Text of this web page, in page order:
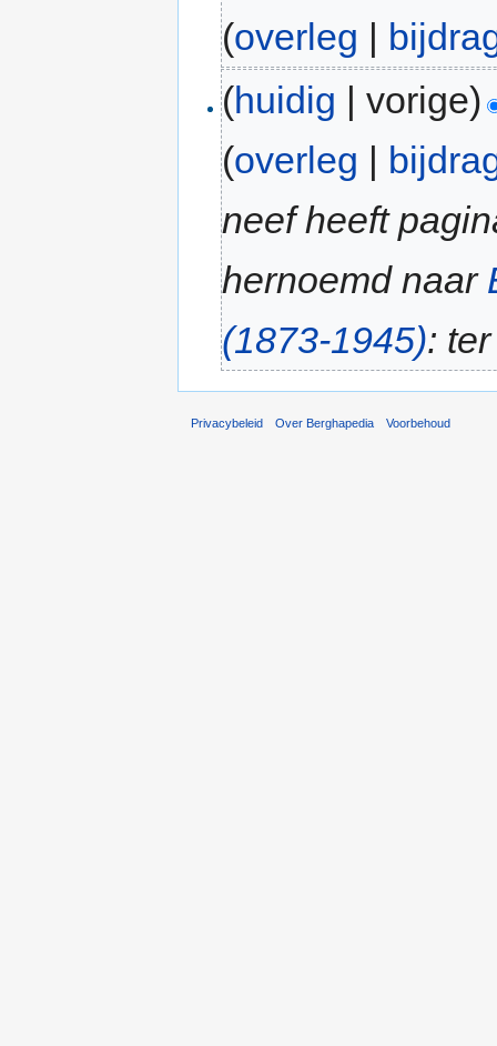
(overleg |
(huidig | vorige)
(overleg
neef heeft
hernoemd naar
(1873-1945):
Privacybeleid Over Berghapedia Voorbehoud